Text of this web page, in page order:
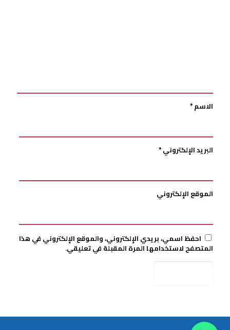
الاسم*
البريد الإلكتروني*
الموقع الإلكتروني
احفظ اسمي، بريدي الإلكتروني، والموقع الإلكتروني في هذا
المتصفح لاستخدامها المرة المقبلة في تعليقي.